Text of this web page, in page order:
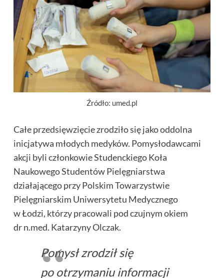
Źródło: umed.pl
Całe przedsięwzięcie zrodziło się jako oddolna
inicjatywa młodych medyków. Pomysłodawcami
akcji byli członkowie Studenckiego Koła
Naukowego Studentów Pielęgniarstwa
działającego przy Polskim Towarzystwie
Pielęgniarskim Uniwersytetu Medycznego
w Łodzi, którzy pracowali pod czujnym okiem
dr n.med. Katarzyny Olczak.
Pomysł zrodził się
po otrzymaniu informacji